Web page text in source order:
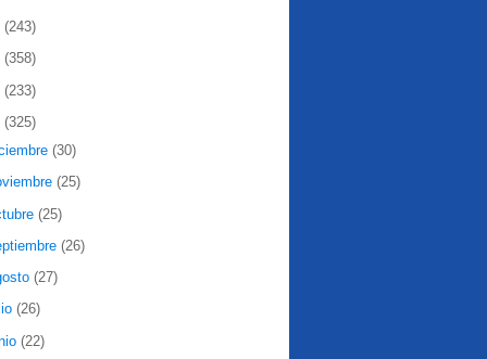
(243)
(358)
(233)
(325)
(30)
(25)
(25)
(26)
(27)
(26)
(22)